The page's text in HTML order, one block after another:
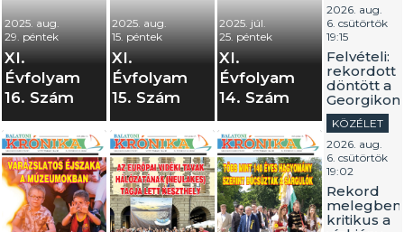
2025. aug.
29. péntek
XI.
Évfolyam
16. Szám
2025. aug.
15. péntek
XI.
Évfolyam
15. Szám
2025. júl.
25. péntek
XI.
Évfolyam
14. Szám
2026. aug.
6. csütörtök
19:15
Felvételi:
rekordott
döntött a
Georgikon
KÖZÉLET
2026. aug.
6. csütörtök
19:02
Rekord
melegben
kritikus a